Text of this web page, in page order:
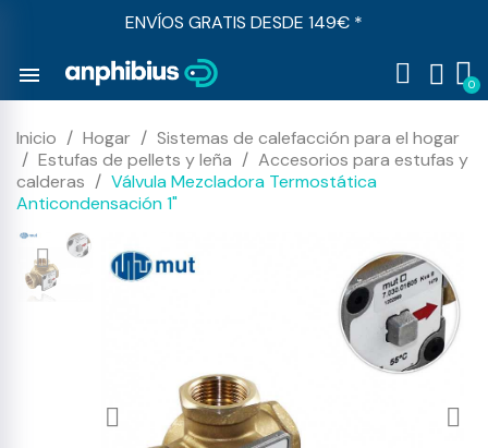
ENVÍOS GRATIS DESDE 149€ *
menu
Inicio Hogar
Sistemas de calefacción para el hogar
Estufas de pellets y leña
Accesorios para estufas y
calderas
Válvula Mezcladora Termostática
Anticondensación 1"